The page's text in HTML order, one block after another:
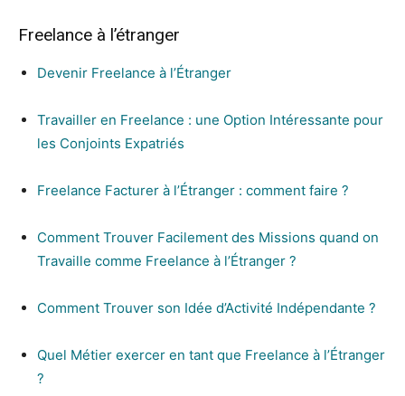
Freelance à l’étranger
Devenir Freelance à l’Étranger
Travailler en Freelance : une Option Intéressante pour
les Conjoints Expatriés
Freelance Facturer à l’Étranger : comment faire ?
Comment Trouver Facilement des Missions quand on
Travaille comme Freelance à l’Étranger ?
Comment Trouver son Idée d’Activité Indépendante ?
Quel Métier exercer en tant que Freelance à l’Étranger
?